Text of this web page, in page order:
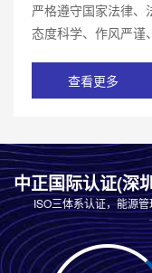
严格遵守国家法律、
态度科学、作风严谨
查看更多
中正国际认证(深
ISO三体系认证，能源